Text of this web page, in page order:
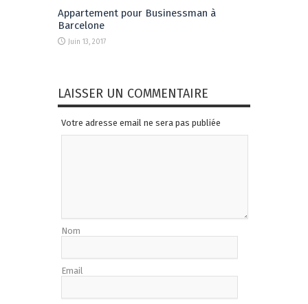
Appartement pour Businessman à
Barcelone
Juin 13, 2017
LAISSER UN COMMENTAIRE
Votre adresse email ne sera pas publiée
Nom
Email